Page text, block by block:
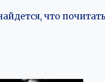
что